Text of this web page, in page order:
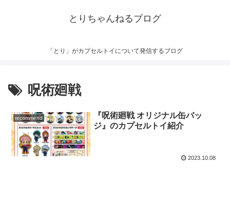
とりちゃんねるブログ
「とり」がカプセルトイについて発信するブログ
呪術廻戦
recommend
『呪術廻戦 オリジナル缶バッ
ジ』のカプセルトイ紹介
2023.10.08